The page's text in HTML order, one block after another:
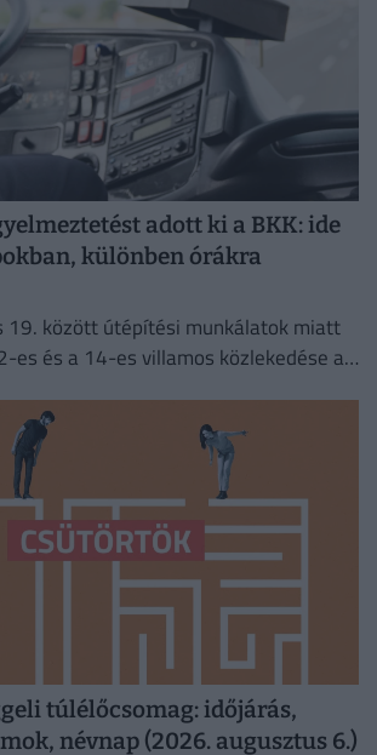
adott ki a BKK: ide
különben órákra
19. között útépítési munkálatok miatt
es és a 14-es villamos közlekedése a
túlélőcsomag: időjárás,
névnap (2026. augusztus 6.)